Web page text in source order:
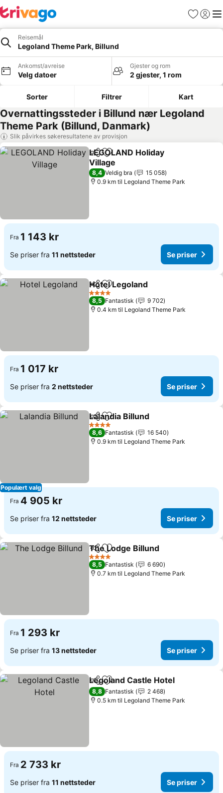
Favoritter
Logg
Reisemål
Legoland Theme Park, Billund
Ankomst/avreise
Velg datoer
Gjester og rom
2 gjester, 1 rom
Sorter Filtrer Kart
Overnattingssteder i Billund nær Legoland
Theme Park (Billund, Danmark)
Slik påvirkes søkeresultatene av provisjon
Del Legg til i favoritter
LEGOLAND Holiday
Village
Se priser
8,4 Veldig bra
15 058
0.9 km til Legoland Theme Park
Fra 1 143 kr
Se priser fra 11 nettsteder Se priser
Del Legg til i favoritter
Hotel Legoland
4 Stjerner
8,5 Fantastisk
9 702
0.4 km til Legoland Theme Park
Fra 1 017 kr
Se priser fra 2 nettsteder Se priser
Populært valg
Del Legg til i favoritter
Lalandia Billund
4 Stjerner
8,6 Fantastisk
16 540
0.9 km til Legoland Theme Park
Fra 4 905 kr
Se priser fra 12 nettsteder Se priser
Del Legg til i favoritter
The Lodge Billund
4 Stjerner
8,5 Fantastisk
6 690
0.7 km til Legoland Theme Park
Fra 1 293 kr
Se priser fra 13 nettsteder Se priser
Del Legg til i favoritter
Legoland Castle Hotel
8,8 Fantastisk
2 468
0.5 km til Legoland Theme Park
Fra 2 733 kr
Se priser fra 11 nettsteder Se priser